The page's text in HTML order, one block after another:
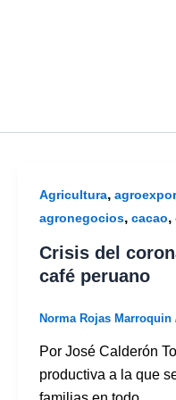
Agricultura,
agronegocios, cacao,
Crisis del
café peruano
Norma Rojas Marroquin
Por José Calderón
productiva a la que